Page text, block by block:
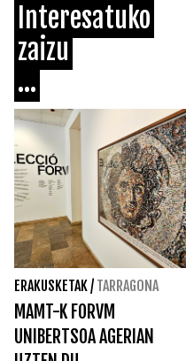
Interesatuko
zaizu
...
ERAKUSKETAK/ TARRAGONA
MAMT-K FORVM
UNIBERTSOA AGERIAN